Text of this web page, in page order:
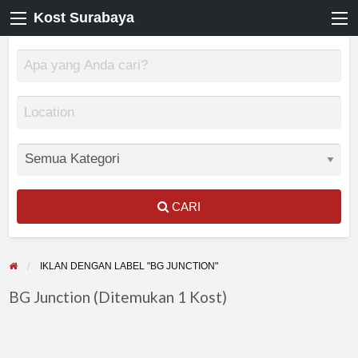
Kost Surabaya
CARI
IKLAN DENGAN LABEL "BG JUNCTION"
BG Junction (Ditemukan 1 Kost)